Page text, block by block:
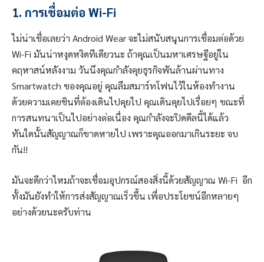
1. การเชื่อมต่อ Wi-Fi
ไม่น่าเชื่อเลยว่า Android Wear จะไม่สนับสนุนการเชื่อมต่อด้วย
Wi-Fi มันน่าหงุดหงิดทีเดียวนะ ถ้าคุณเป็นมหาเศรษฐีอยู่ใน
คฤหาสน์หลังงาม วันนึงคุณกำลังคุยธุรกิจพันล้านผ่านทาง
Smartwatch ของคุณอยู่ คุณลืมสมาร์ทโฟนไว้ในห้องทำงาน
ด้วยความเคยชินที่ต้องเดินไปคุยไป คุณเดินคุยไปเรื่อยๆ ขณะที่
การสนทนาเป็นไปอย่างต่อเนื่อง คุณกำลังจะปิดดีลนี้ได้แล้ว
ทันใดนั้นสัญญาณก็ขาดหายไป เพราะคุณออกมาเกินระยะ จบ
กัน!!
มันจะดีกว่าไหมถ้าจะเชื่อมอุปกรณ์สองสิ่งนี้ด้วยสัญญาณ Wi-Fi อีก
ทั้งมันยังทำให้การส่งสัญญาณเร็วขึ้น เพื่อประโยชน์อีกหลายๆ
อย่างด้วยนะครับท่าน